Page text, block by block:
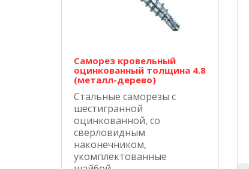
Саморез кровельный
оцинкованный толщина 4.8
(металл-дерево)
Стальные саморезы с
шестигранной
оцинкованной, со
сверловидным
наконечником,
укомплектованные